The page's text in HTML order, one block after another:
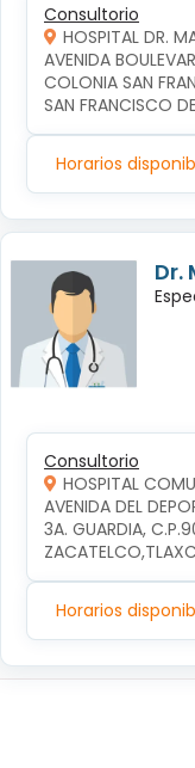
Consultorio
HOSPITAL DR.
AVENIDA
COLONIA SAN
SAN FRANCISCO
Horarios
Dr.
Consultorio
HOSPITAL
AVENIDA DEL
3A. GUARDIA,
Horarios